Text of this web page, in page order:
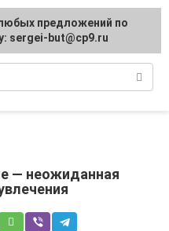
сны
— неожиданная
предложений по
sergei-but@cp9.ru